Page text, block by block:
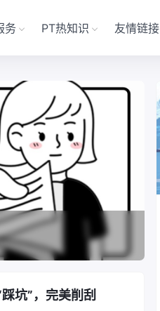
务 PT热知识 友情链接
坑”，完美削刮